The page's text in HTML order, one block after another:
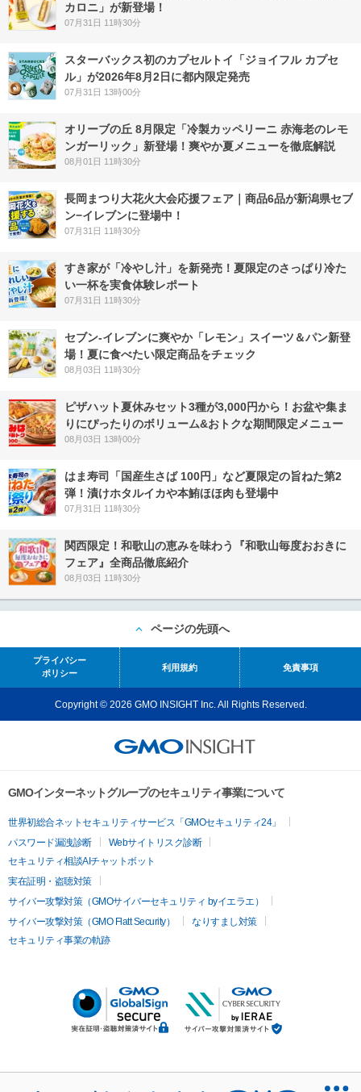
カロニ」が新登場！
07月31日 11時30分
スターバックス初のカプセルトイ「ジョイフル カプセ
ル」が2026年8月2日に都内限定発売
07月31日 13時00分
オリーブの丘 8月限定「冷製カッペリーニ 赤海老のレモ
ンガーリック」新登場！爽やか夏メニューを徹底解説
08月01日 11時30分
長岡まつり大花火大会応援フェア｜商品6品が新潟県セブ
ン−イレブンに登場中！
07月31日 11時30分
すき家が「冷やし汁」を新発売！夏限定のさっぱり冷た
い一杯を実食体験レポート
07月31日 11時30分
セブン‐イレブンに爽やか「レモン」スイーツ＆パン新登
場！夏に食べたい限定商品をチェック
08月03日 11時30分
ピザハット夏休みセット3種が3,000円から！お盆や集ま
りにぴったりのボリューム&おトクな期間限定メニュー
08月03日 13時00分
はま寿司「国産生さば 100円」など夏限定の旨ねた第2
弾！漬けホタルイカや本鮪ほほ肉も登場中
07月31日 11時30分
関西限定！和歌山の恵みを味わう『和歌山毎度おおきに
フェア』全商品徹底紹介
08月03日 11時30分
ページの先頭へ
プライバシー
ポリシー
利用規約 免責事項
Copyright © 2026 GMO INSIGHT Inc. All Rights Reserved.
GMOインターネットグループのセキュリティ事業について
世界初総合ネットセキュリティサービス「GMOセキュリティ24」
パスワード漏洩診断
Webサイトリスク診断
セキュリティ相談AIチャットボット
実在証明・盗聴対策
サイバー攻撃対策（GMOサイバーセキュリティ byイエラエ）
サイバー攻撃対策（GMO Flatt Security）
なりすまし対策
セキュリティ事業の軌跡